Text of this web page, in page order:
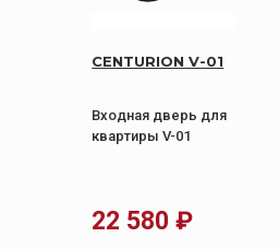
CENTURION V-01
Входная дверь для
квартиры V-01
22 580₽